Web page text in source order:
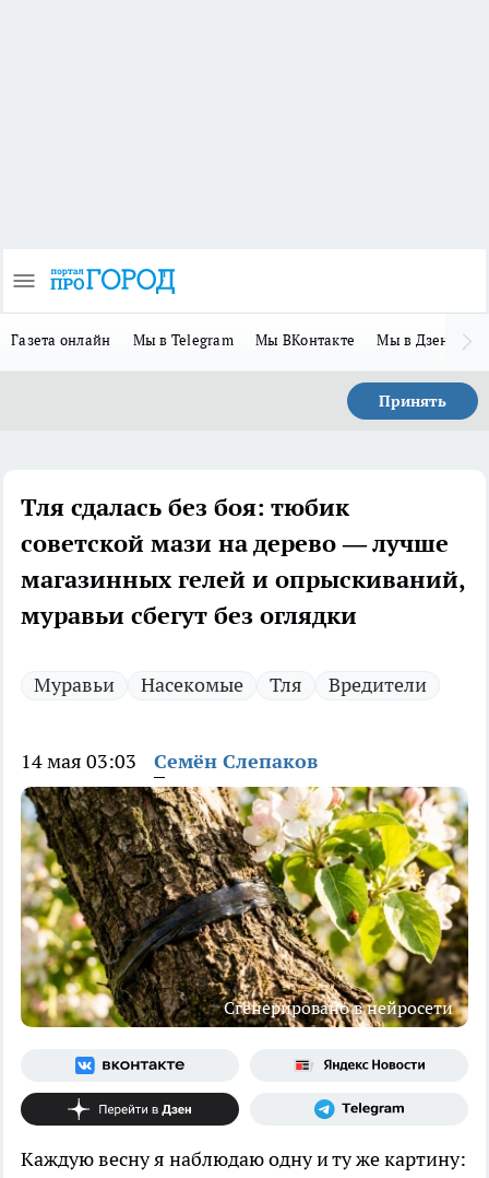
Газета онлайн Мы в Telegram Мы ВКонтакте Мы в Дзене
Принять
Тля сдалась без боя: тюбик
советской мази на дерево — лучше
магазинных гелей и опрыскиваний,
муравьи сбегут без оглядки
Муравьи Насекомые Тля Вредители
14 мая 03:03 Семён Слепаков
Сгенерировано в нейросети
Каждую весну я наблюдаю одну и ту же картину: